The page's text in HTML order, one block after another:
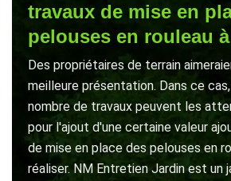
travaux de mise en
pelouses en rouleau
Des propriétaires de terrain
meilleure présentation. Dans ce
nombre de travaux peuvent les
pour l'ajout d'une certaine valeur
de mise en place des pelouses en
réaliser. NM Entretien Jardin est un